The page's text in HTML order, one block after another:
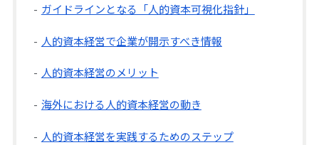
ガイドラインとなる「人的資本可視化指針」
人的資本経営で企業が開示すべき情報
人的資本経営のメリット
海外における人的資本経営の動き
人的資本経営を実践するためのステップ